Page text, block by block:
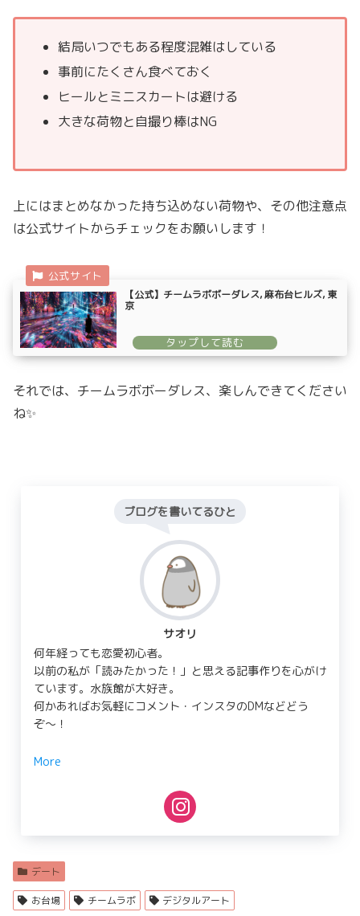
結局いつでもある程度混雑はしている
事前にたくさん食べておく
ヒールとミニスカートは避ける
大きな荷物と自撮り棒はNG
上にはまとめなかった持ち込めない荷物や、その他注意点
は公式サイトからチェックをお願いします！
【公式】チームラボボーダレス, 麻布台ヒルズ, 東
京
それでは、チームラボボーダレス、楽しんできてください
ね✨
ブログを書いてるひと
サオリ
何年経っても恋愛初心者。
以前の私が「読みたかった！」と思える記事作りを心がけ
ています。水族館が大好き。
何かあればお気軽にコメント・インスタのDMなどどう
ぞ〜！
More
デート
お台場 チームラボ デジタルアート